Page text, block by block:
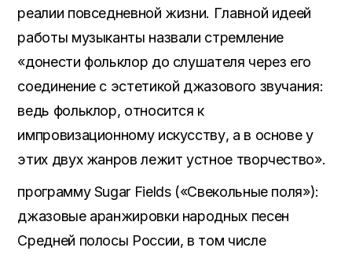
реалии повседневной жизни. Главной идеей
работы музыканты назвали стремление
«донести фольклор до слушателя через его
соединение с эстетикой джазового звучания:
ведь фольклор, относится к
импровизационному искусству, а в основе у
этих двух жанров лежит устное творчество».
программу Sugar Fields («Свекольные поля»):
джазовые аранжировки народных песен
Средней полосы России, в том числе